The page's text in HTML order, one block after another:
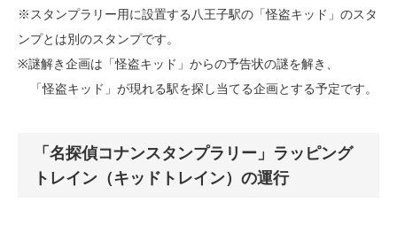
※スタンプラリー用に設置する八王子駅の「怪盗キッド」のスタ
ンプとは別のスタンプです。
※謎解き企画は「怪盗キッド」からの予告状の謎を解き、
「怪盗キッド」が現れる駅を探し当てる企画とする予定です。
「名探偵コナンスタンプラリー」ラッピング
トレイン（キッドトレイン）の運行